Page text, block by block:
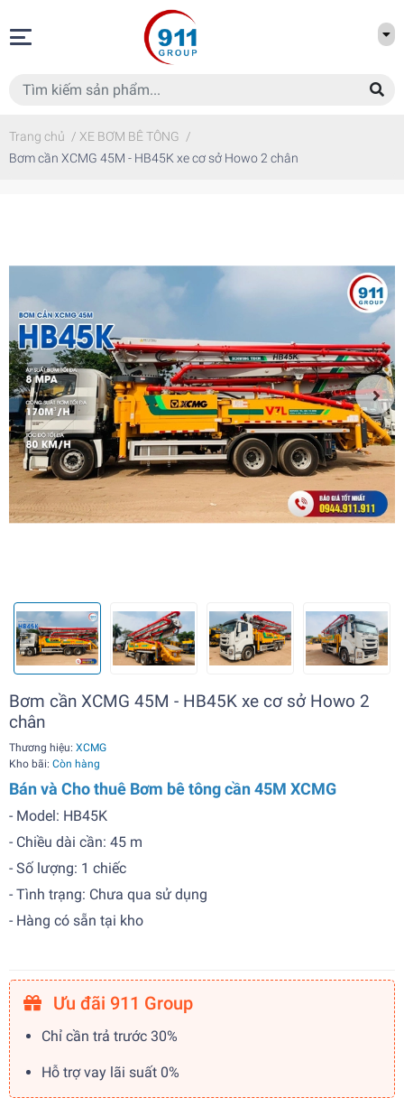
Trang chủ / XE BƠM BÊ TÔNG /
Bơm cần XCMG 45M - HB45K xe cơ sở Howo 2 chân
Bơm cần XCMG 45M - HB45K xe cơ sở Howo 2
chân
Thương hiệu: XCMG
Kho bãi: Còn hàng
Bán và Cho thuê Bơm bê tông cần 45M XCMG
- Model: HB45K
- Chiều dài cần: 45 m
- Số lượng: 1 chiếc
- Tình trạng: Chưa qua sử dụng
- Hàng có sẵn tại kho
Ưu đãi 911 Group
Chỉ cần trả trước 30%
Hỗ trợ vay lãi suất 0%